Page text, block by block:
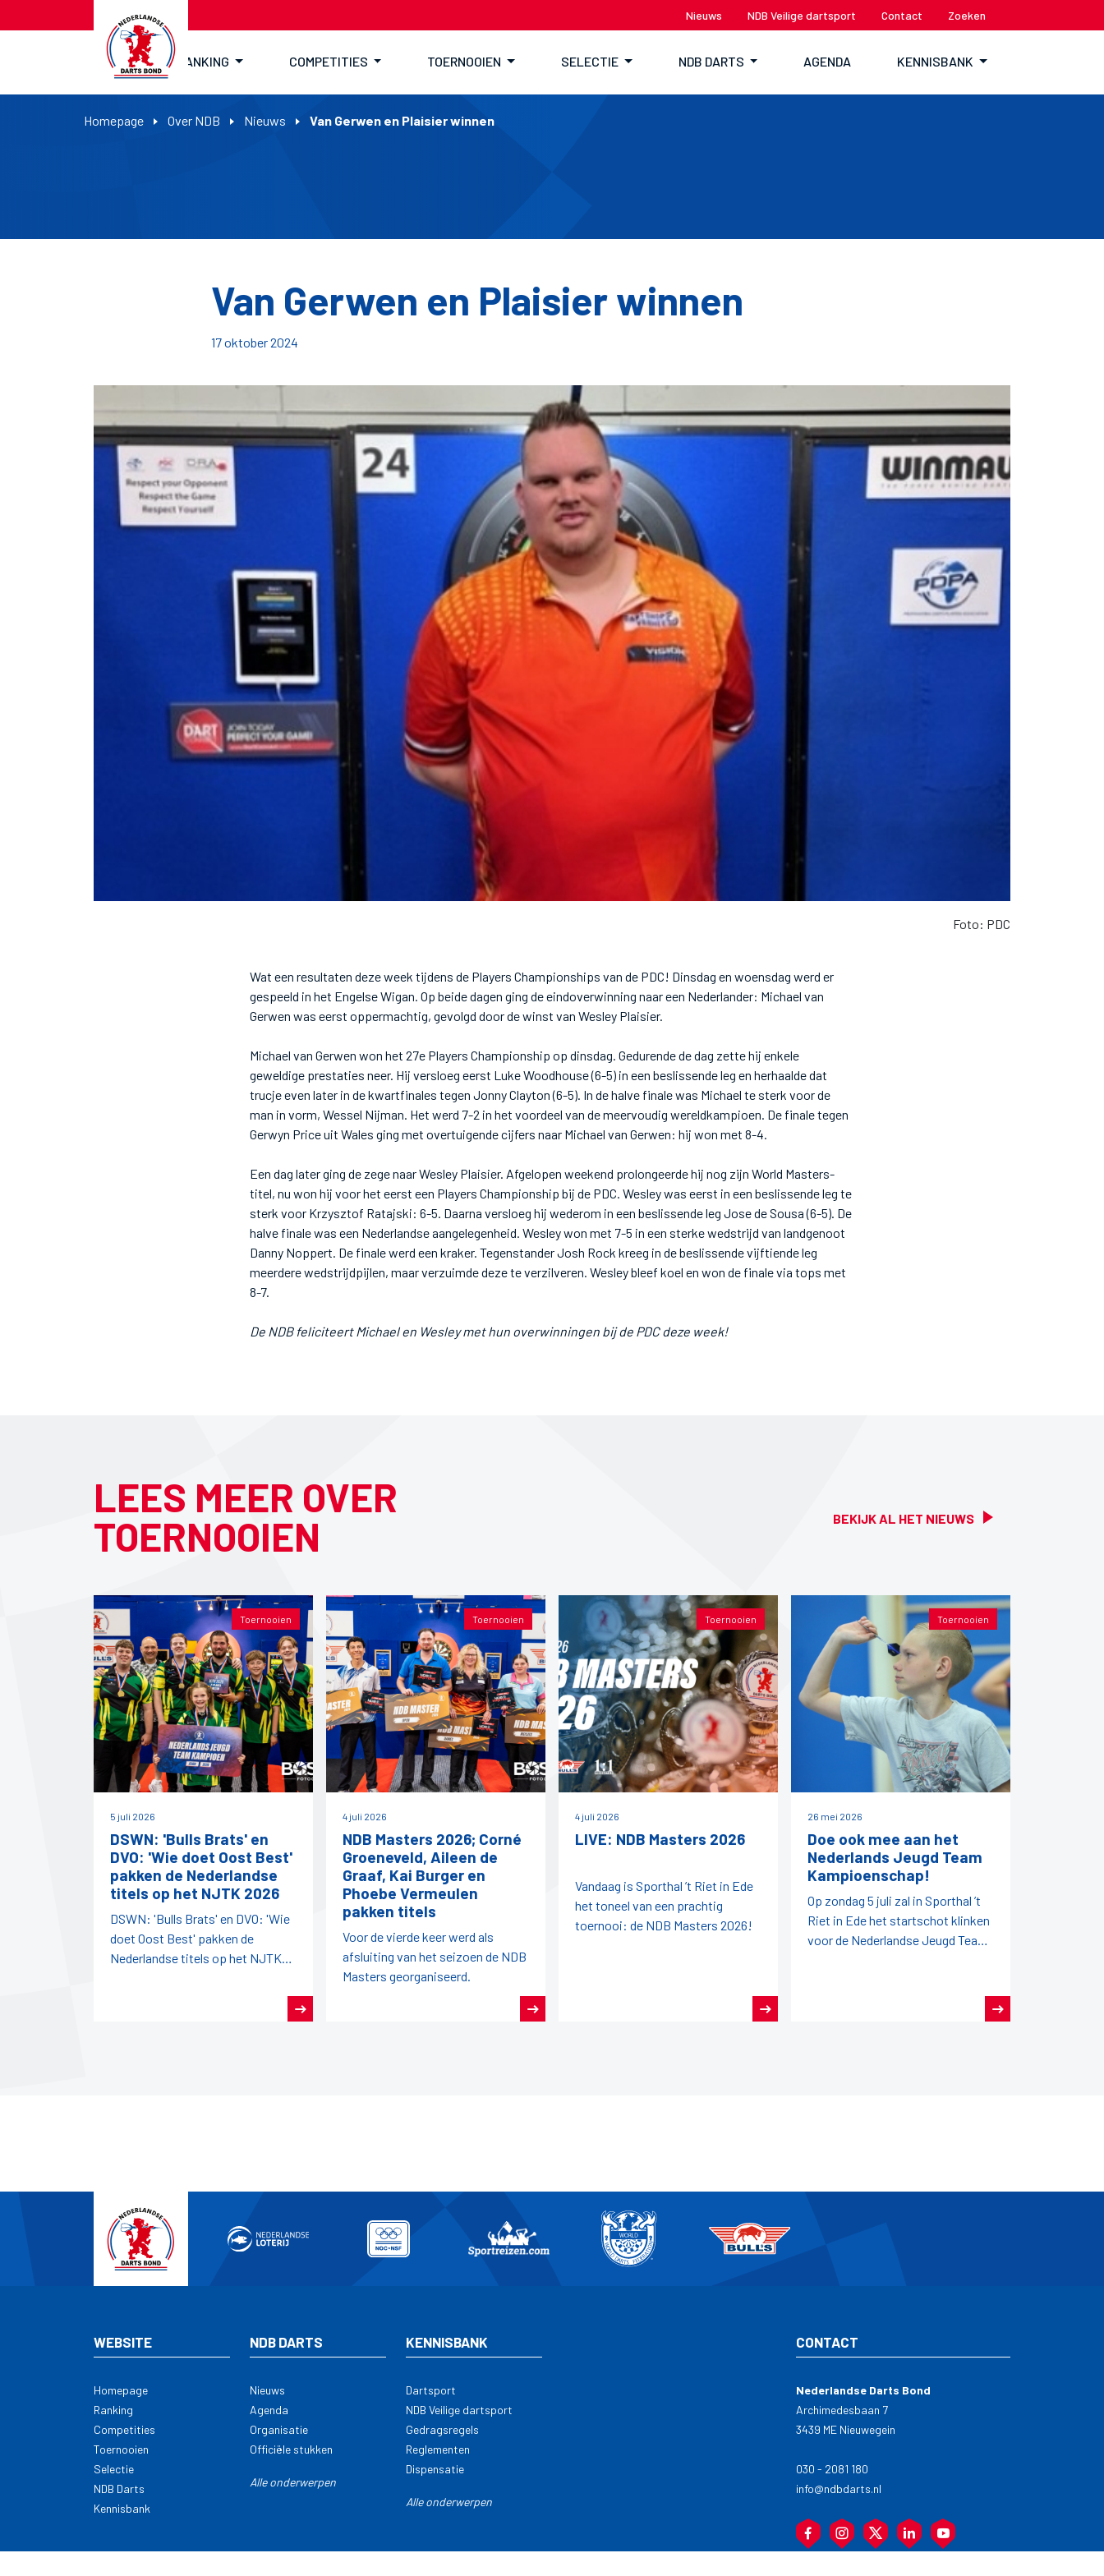
Nieuws NDB Veilige dartsport Contact Zoeken
RANKING COMPETITIES TOERNOOIEN SELECTIE NDB DARTS AGENDA KENNISBANK
Homepage Over NDB Nieuws Van Gerwen en Plaisier winnen
Van Gerwen en Plaisier winnen
17 oktober 2024
Foto: PDC
Wat een resultaten deze week tijdens de Players Championships van de PDC! Dinsdag en woensdag werd er
gespeeld in het Engelse Wigan. Op beide dagen ging de eindoverwinning naar een Nederlander: Michael van
Gerwen was eerst oppermachtig, gevolgd door de winst van Wesley Plaisier.
Michael van Gerwen won het 27e Players Championship op dinsdag. Gedurende de dag zette hij enkele
geweldige prestaties neer. Hij versloeg eerst Luke Woodhouse (6-5) in een beslissende leg en herhaalde dat
trucje even later in de kwartfinales tegen Jonny Clayton (6-5). In de halve finale was Michael te sterk voor de
man in vorm, Wessel Nijman. Het werd 7-2 in het voordeel van de meervoudig wereldkampioen. De finale tegen
Gerwyn Price uit Wales ging met overtuigende cijfers naar Michael van Gerwen: hij won met 8-4.
Een dag later ging de zege naar Wesley Plaisier. Afgelopen weekend prolongeerde hij nog zijn World Masters-
titel, nu won hij voor het eerst een Players Championship bij de PDC. Wesley was eerst in een beslissende leg te
sterk voor Krzysztof Ratajski: 6-5. Daarna versloeg hij wederom in een beslissende leg Jose de Sousa (6-5). De
halve finale was een Nederlandse aangelegenheid. Wesley won met 7-5 in een sterke wedstrijd van landgenoot
Danny Noppert. De finale werd een kraker. Tegenstander Josh Rock kreeg in de beslissende vijftiende leg
meerdere wedstrijdpijlen, maar verzuimde deze te verzilveren. Wesley bleef koel en won de finale via tops met
8-7.
De NDB feliciteert Michael en Wesley met hun overwinningen bij de PDC deze week!
LEES MEER OVER
TOERNOOIEN
BEKIJK AL HET NIEUWS
Toernooien
5 juli 2026
DSWN: 'Bulls Brats' en
DVO: 'Wie doet Oost Best'
pakken de Nederlandse
titels op het NJTK 2026
DSWN: 'Bulls Brats' en DVO: 'Wie
doet Oost Best' pakken de
Nederlandse titels op het NJTK
Toernooien
4 juli 2026
NDB Masters 2026; Corné
Groeneveld, Aileen de
Graaf, Kai Burger en
Phoebe Vermeulen
pakken titels
Voor de vierde keer werd als
afsluiting van het seizoen de NDB
Masters georganiseerd.
Toernooien
4 juli 2026
LIVE: NDB Masters 2026
Vandaag is Sporthal ’t Riet in Ede
het toneel van een prachtig
toernooi: de NDB Masters 2026!
Toernooien
26 mei 2026
Doe ook mee aan het
Nederlands Jeugd Team
Kampioenschap!
Op zondag 5 juli zal in Sporthal ’t
Riet in Ede het startschot klinken
voor de Nederlandse Jeugd Team
WEBSITE
Homepage
Ranking
Competities
Toernooien
Selectie
NDB Darts
Kennisbank
NDB DARTS
Nieuws
Agenda
Organisatie
Officiële stukken
Alle onderwerpen
KENNISBANK
Dartsport
NDB Veilige dartsport
Gedragsregels
Reglementen
Dispensatie
Alle onderwerpen
CONTACT
Nederlandse Darts Bond
Archimedesbaan 7
3439 ME Nieuwegein
030 - 2081 180
info@ndbdarts.nl